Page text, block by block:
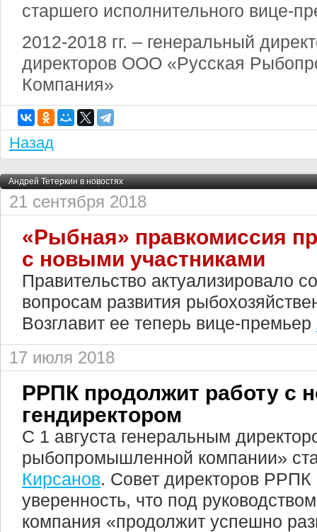
старшего исполнительного вице-
2012-2018 гг. – генеральный
директоров ООО «Русская
Компания»
Назад
Андрей Тетеркин в новостях
21 сентября 2018
«Рыбная» правкомиссия
с новыми участниками
Правительство актуализировало
вопросам развития
Возглавит ее теперь вице-премьер
17 июля 2018
РРПК продолжит работу с
гендиректором
С 1 августа генеральным
рыбопромышленной компании»
Кирсанов. Совет директоров РРПК
уверенность, что под
компания «продолжит успешно